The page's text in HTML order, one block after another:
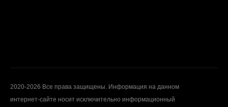
2020-2026 Все права защищены. Информация на данном
интернет-сайте носит исключительно информационный